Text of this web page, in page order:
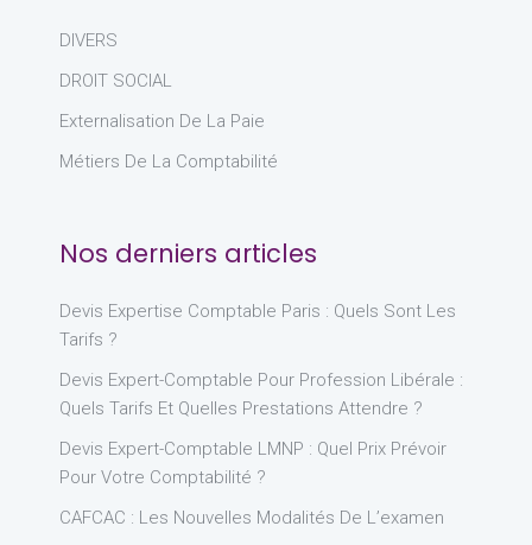
DIVERS
DROIT SOCIAL
Externalisation De La Paie
Métiers De La Comptabilité
Nos derniers articles
Devis Expertise Comptable Paris : Quels Sont Les
Tarifs ?
Devis Expert-Comptable Pour Profession Libérale :
Quels Tarifs Et Quelles Prestations Attendre ?
Devis Expert-Comptable LMNP : Quel Prix Prévoir
Pour Votre Comptabilité ?
CAFCAC : Les Nouvelles Modalités De L’examen